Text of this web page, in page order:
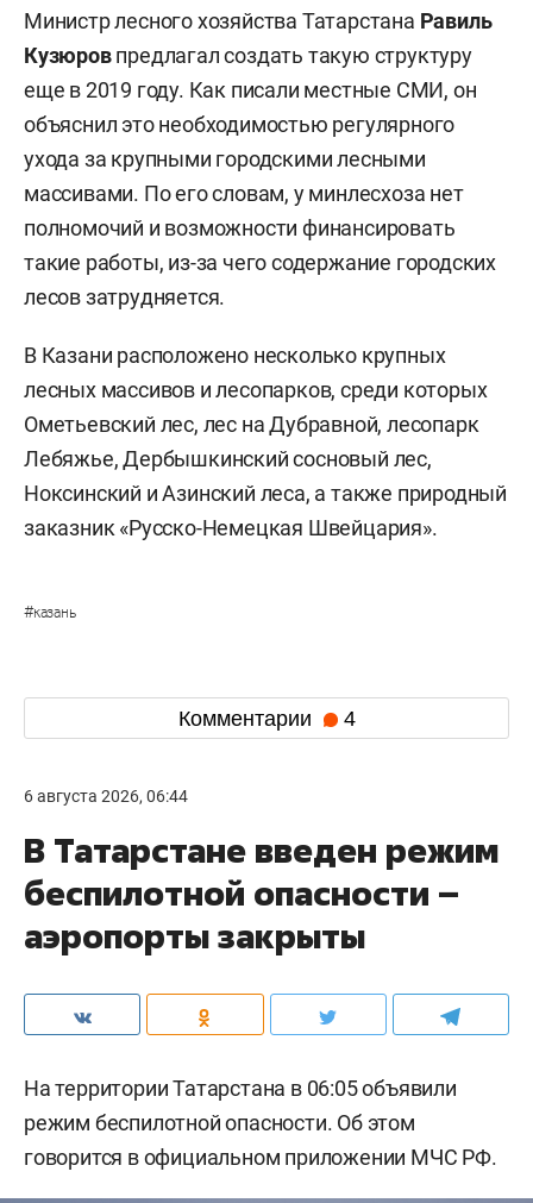
Министр лесного хозяйства Татарстана Равиль
Кузюровпредлагал создать такую структуру
еще в 2019 году. Как писали местные СМИ, он
объяснил это необходимостью регулярного
ухода за крупными городскими лесными
массивами. По его словам, у минлесхоза нет
полномочий и возможности финансировать
такие работы, из-за чего содержание городских
лесов затрудняется.
В Казани расположено несколько крупных
лесных массивов и лесопарков, среди которых
Ометьевский лес, лес на Дубравной, лесопарк
Лебяжье, Дербышкинский сосновый лес,
Ноксинский и Азинский леса, а также природный
заказник «Русско-Немецкая Швейцария».
#казань
Комментарии 4
6 августа 2026, 06:44
В Татарстане введен режим
беспилотной опасности –
аэропорты закрыты
На территории Татарстана в 06:05 объявили
режим беспилотной опасности. Об этом
говорится в официальном приложении МЧС РФ.